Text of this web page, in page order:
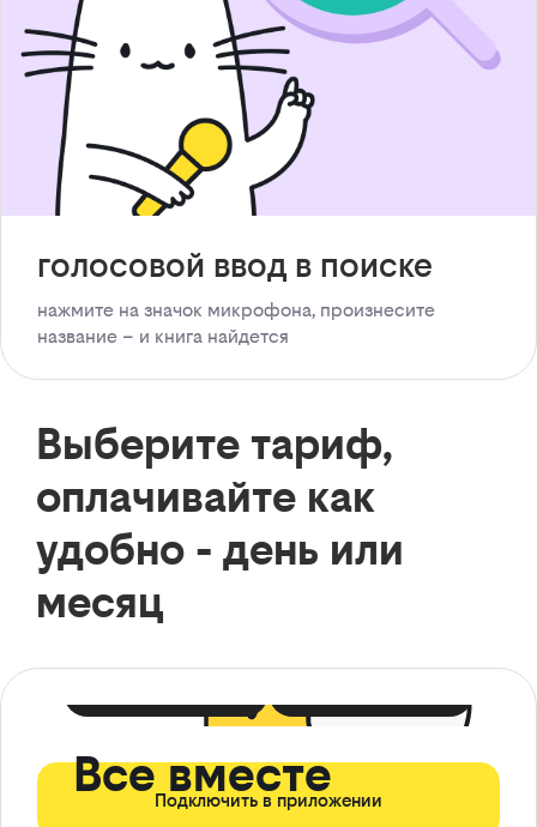
голосовой ввод в поиске
нажмите на значок микрофона, произнесите
название – и книга найдется
Выберите тариф,
оплачивайте как
удобно - день или
месяц
Все вместе
Подключить в приложении